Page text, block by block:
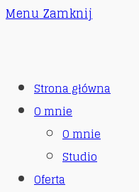
Menu Zamknij
Strona główna
O mnie
O mnie
Studio
Oferta